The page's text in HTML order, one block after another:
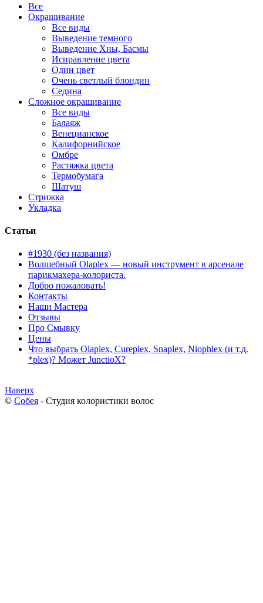
Все
Окрашивание
Все виды
Выведение темного
Выведение Хны, Басмы
Исправление цвета
Один цвет
Очень светлый блондин
Седина
Сложное окрашивание
Все виды
Балаяж
Венецианское
Калифорнийское
Омбре
Растяжка цвета
Термобумага
Шатуш
Стрижка
Укладка
Статьи
#1930 (без названия)
Волшебный Olaplex — новый инструмент в арсенале
парикмахера-колориста.
Добро пожаловать!
Контакты
Наши Мастера
Отзывы
Про Смывку
Цены
Что выбрать Olaplex, Cureplex, Snaplex, Niophlex (и т.д.
*plex)? Может JunctioX?
Наверх
© Собея - Студия колористики волос